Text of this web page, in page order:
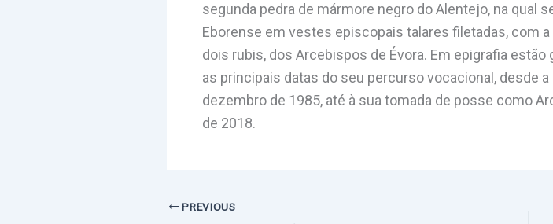
segunda pedra de mármore negro do Alentejo, na qual
Eborense em vestes episcopais talares filetadas, com
dois rubis, dos Arcebispos de Évora. Em epigrafia
as principais datas do seu percurso vocacional, desde
dezembro de 1985, até à sua tomada de posse como
de 2018.
PREVIOUS